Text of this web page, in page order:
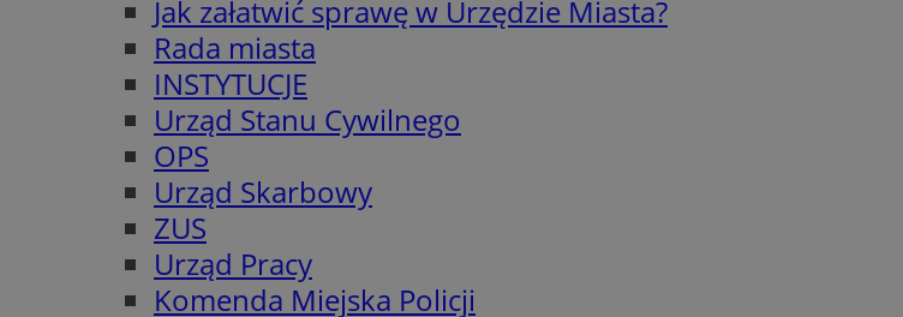
Jak załatwić sprawę w Urzędzie Miasta?
Rada miasta
INSTYTUCJE
Urząd Stanu Cywilnego
OPS
Urząd Skarbowy
ZUS
Urząd Pracy
Komenda Miejska Policji